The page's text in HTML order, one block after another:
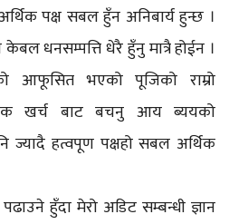
पक्ष सबल हुँन अनिबार्य हुन्छ ।
धनसम्पत्ति धेरै हुँनु मात्रै होईन ।
आफूसित भएको पूजिको राम्रो
खर्च बाट बचनु आय ब्ययको
ज्यादै हत्वपूण पक्षहो सबल अर्थिक
हुँदा मेरो अडिट सम्बन्धी ज्ञान